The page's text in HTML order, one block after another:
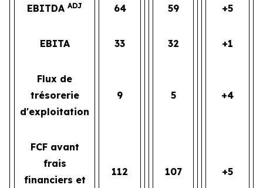
EBITDA ADJ 64 59 +5
EBITA 33 32 +1
Flux de
trésorerie
d'exploitation
9 5 +4
FCF avant
frais
financiers et
112 107 +5